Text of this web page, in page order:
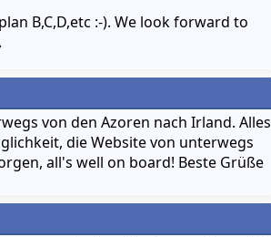
B,C,D,etc :-). We look forward to
von den Azoren nach Irland. Alles
die Website von unterwegs
all's well on board! Beste Grüße